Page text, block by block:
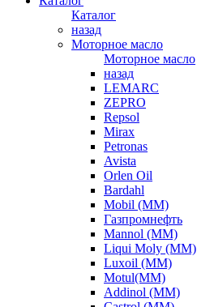
Каталог
назад
Моторное масло
Моторное масло
назад
LEMARC
ZEPRO
Repsol
Mirax
Petronas
Avista
Orlen Oil
Bardahl
Mobil (ММ)
Газпромнефть
Mannol (ММ)
Liqui Moly (ММ)
Luxoil (ММ)
Motul(ММ)
Addinol (ММ)